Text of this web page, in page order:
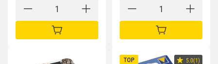
IN DEN WARENKORB IN DEN WARENKORB
TOP 5.0(1)